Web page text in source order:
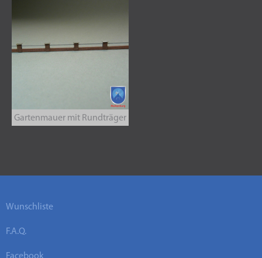
Gartenmauer mit Rundträger
Wunschliste
F.A.Q.